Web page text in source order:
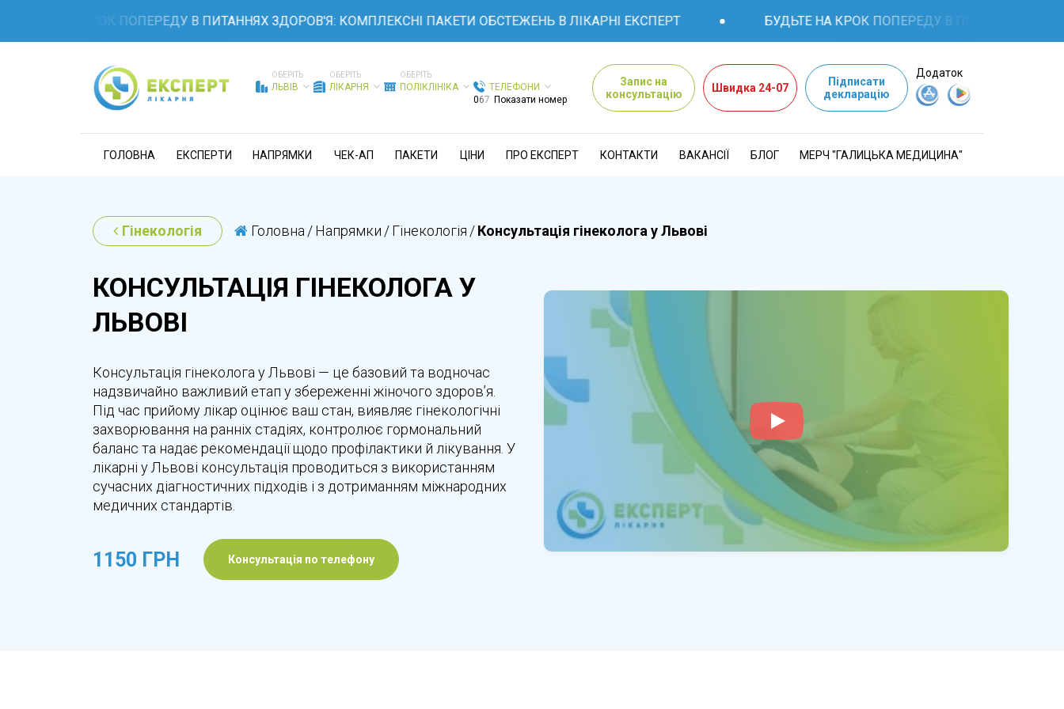
НА КРОК ПОПЕРЕДУ В ПИТАННЯХ ЗДОРОВ'Я: КОМПЛЕКСНІ ПАКЕТИ ОБСТЕЖЕНЬ В ЛІКАРНІ ЕКСПЕРТ БУДЬТЕ НА КРОК ПОПЕРЕДУ В ПИТАННЯХ ЗДОРОВ'Я:
ОБЕРІТЬ
ЛЬВІВ
ОБЕРІТЬ
ЛІКАРНЯ
ОБЕРІТЬ
ПОЛІКЛІНІКА
ТЕЛЕФОНИ
067 Показати номер
Запис на
консультацію
Швидка 24-07
Підписати
декларацію
Додаток
ГОЛОВНА ЕКСПЕРТИ НАПРЯМКИ ЧЕК-АП ПАКЕТИ ЦІНИ ПРО ЕКСПЕРТ КОНТАКТИ ВАКАНСІЇ БЛОГ МЕРЧ "ГАЛИЦЬКА МЕДИЦИНА"
Гінекологія Головна /Напрямки /Гінекологія /Консультація гінеколога у Львові
КОНСУЛЬТАЦІЯ ГІНЕКОЛОГА У
ЛЬВОВІ
Консультація гінеколога у Львові — це базовий та водночас
надзвичайно важливий етап у збереженні жіночого здоров’я.
Під час прийому лікар оцінює ваш стан, виявляє гінекологічні
захворювання на ранніх стадіях, контролює гормональний
баланс та надає рекомендації щодо профілактики й лікування. У
лікарні у Львові консультація проводиться з використанням
сучасних діагностичних підходів і з дотриманням міжнародних
медичних стандартів.
1150 ГРН Консультація по телефону